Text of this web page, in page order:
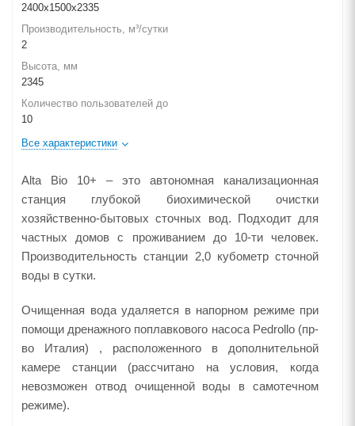
2400х1500х2335
Производительность, м³/сутки
2
Высота, мм
2345
Количество пользователей до
10
Все характеристики
Alta Bio 10+ – это автономная канализационная
станция глубокой биохимической очистки
хозяйственно-бытовых сточных вод. Подходит для
частных домов с проживанием до 10-ти человек.
Производительность станции 2,0 кубометр сточной
воды в сутки.
Очищенная вода удаляется в напорном режиме при
помощи дренажного поплавкового насоса Pedrollo (пр-
во Италия) , расположенного в дополнительной
камере станции (рассчитано на условия, когда
невозможен отвод очищенной воды в самотечном
режиме).